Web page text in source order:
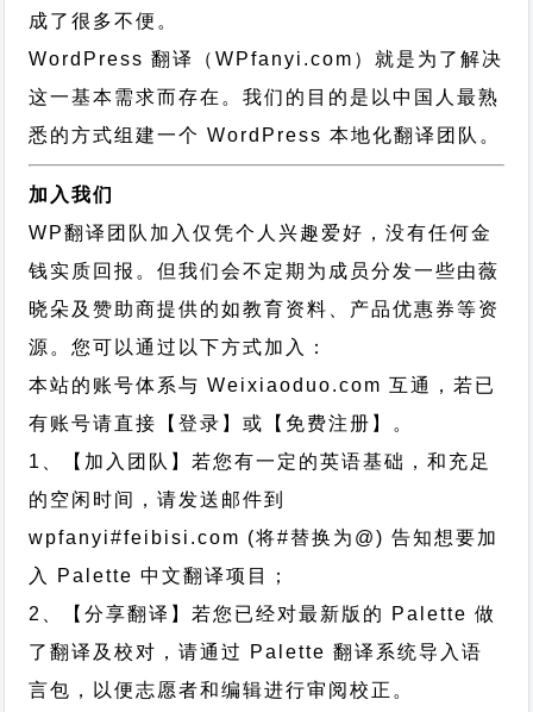
成了很多不便。
WordPress 翻译（WPfanyi.com） 就是为了解决
这一基本需求而存在。我们的目的是以中国人最熟
悉的方式组建一个 WordPress 本地化翻译团队。
加入我们
WP翻译团队加入仅凭个人兴趣爱好，没有任何金
钱实质回报。但我们会不定期为成员分发一些由薇
晓朵及赞助商提供的如教育资料、产品优惠券等资
源。您可以通过以下方式加入：
本站的账号体系与Weixiaoduo.com 互通，若已
有账号请直接【登录】或【免费注册】。
1、【加入团队】若您有一定的英语基础，和充足
的空闲时间，请发送邮件到
wpfanyi#feibisi.com (将#替换为@) 告知想要加
入 Palette 中文翻译项目；
2、【分享翻译】若您已经对最新版的 Palette 做
了翻译及校对，请通过 Palette 翻译系统导入语
言包，以便志愿者和编辑进行审阅校正。